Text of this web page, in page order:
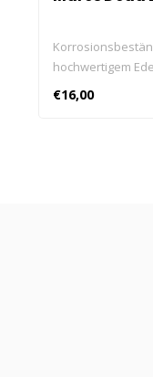
hochwertigem
sicheren
Ausrüstungsteile.
€16,00